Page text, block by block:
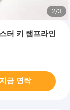
2/3
터 키 램프라인
지금 연락